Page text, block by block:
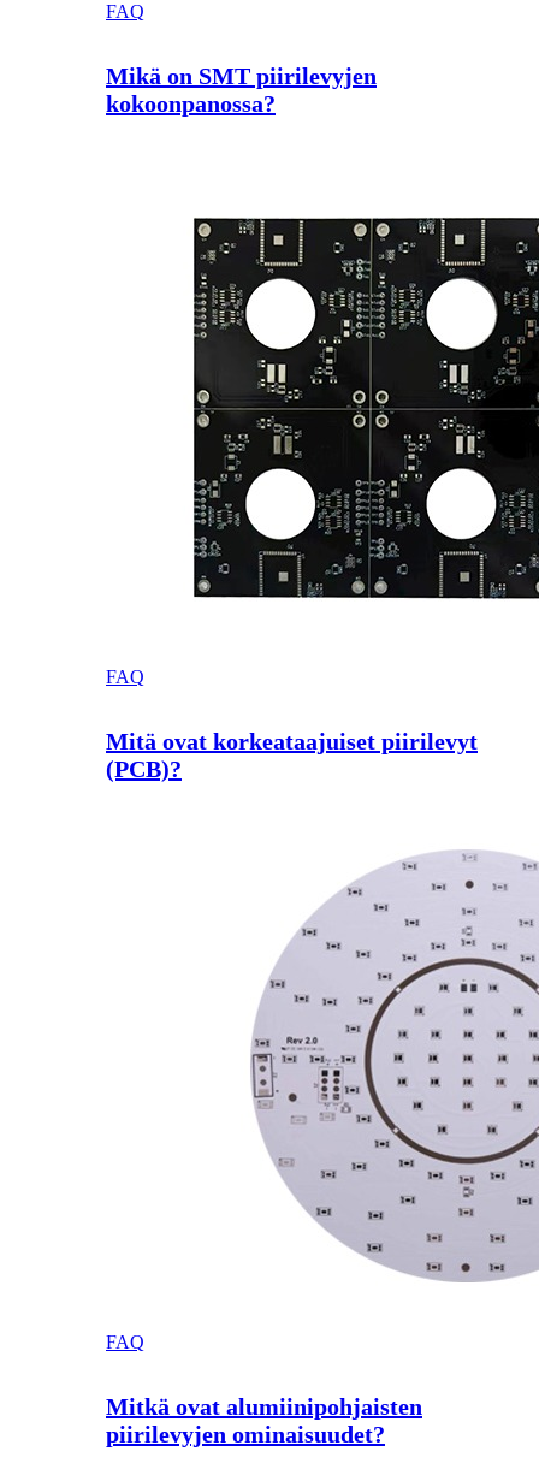
FAQ
Mikä on SMT piirilevyjen
kokoonpanossa?
FAQ
Mitä ovat korkeataajuiset piirilevyt
(PCB)?
FAQ
Mitkä ovat alumiinipohjaisten
piirilevyjen ominaisuudet?